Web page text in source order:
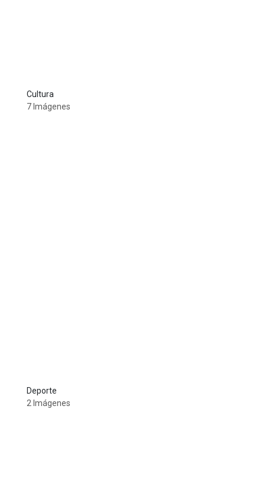
Cultura
7 Imágenes
Deporte
2 Imágenes